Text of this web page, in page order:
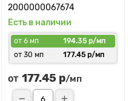
2000000067674
Есть в наличии
от 6 мп
194.35 р/мп
от 30 мп
177.45 р/мп
от 177.45 р/мп